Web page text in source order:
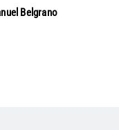
Belgrano